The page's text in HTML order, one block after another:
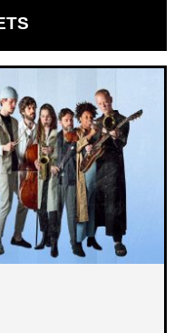
OPENT
IN
VENSTER